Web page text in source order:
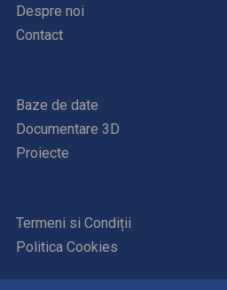
Despre noi
Contact
Baze de date
Documentare 3D
Proiecte
Termeni si Condiții
Politica Cookies